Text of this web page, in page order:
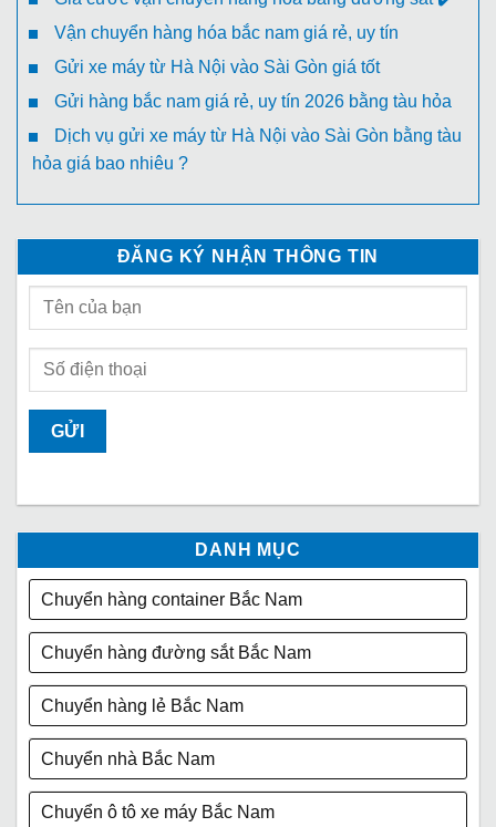
Vận chuyển hàng hóa bắc nam giá rẻ, uy tín
Gửi xe máy từ Hà Nội vào Sài Gòn giá tốt
Gửi hàng bắc nam giá rẻ, uy tín 2026 bằng tàu hỏa
Dịch vụ gửi xe máy từ Hà Nội vào Sài Gòn bằng tàu
hỏa giá bao nhiêu ?
ĐĂNG KÝ NHẬN THÔNG TIN
DANH MỤC
Chuyển hàng container Bắc Nam
Chuyển hàng đường sắt Bắc Nam
Chuyển hàng lẻ Bắc Nam
Chuyển nhà Bắc Nam
Chuyển ô tô xe máy Bắc Nam